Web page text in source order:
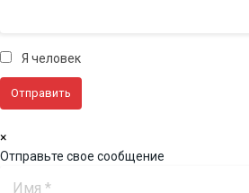
Я человек
×
Отправьте свое сообщение